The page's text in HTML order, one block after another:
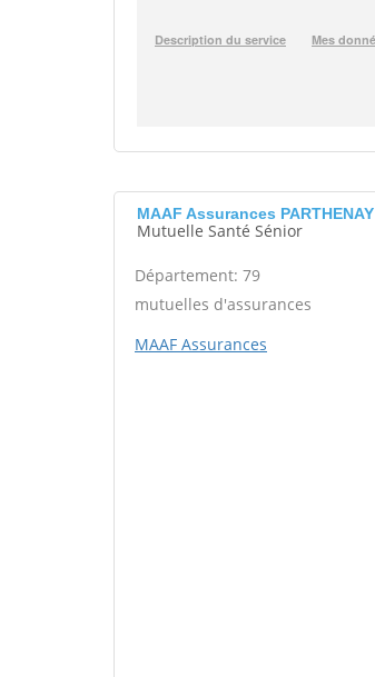
MAAF Assurances PARTHENAY
Mutuelle Santé Sénior
Département: 79
mutuelles d'assurances
MAAF Assurances